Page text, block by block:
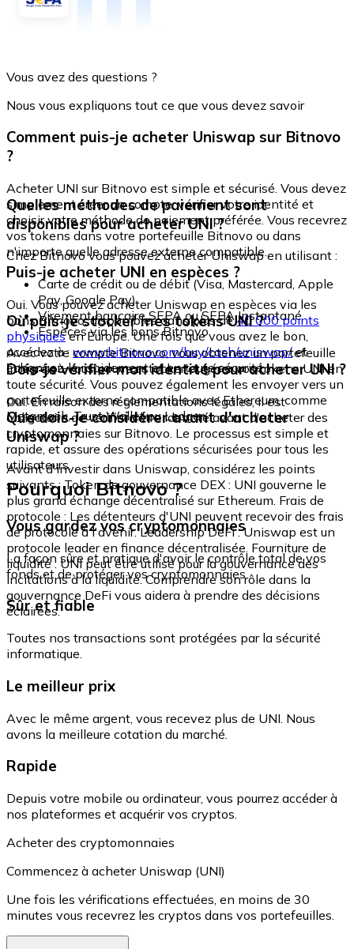
Vous avez des questions ?
Nous vous expliquons tout ce que vous devez savoir
Comment puis-je acheter Uniswap sur Bitnovo
?
Acheter UNI sur Bitnovo est simple et sécurisé. Vous devez
simplement créer un compte, vérifier votre identité et
choisir votre méthode de paiement préférée. Vous recevrez
vos tokens dans votre portefeuille Bitnovo ou dans
n'importe quelle adresse externe compatible.
Quelles méthodes de paiement sont
disponibles pour acheter UNI ?
Chez Bitnovo vous pouvez acheter Uniswap en utilisant :
Carte de crédit ou de débit (Visa, Mastercard, Apple
Pay, Google Pay)
Virement bancaire SEPA ou SEPA Instantané
Espèces via les bons Bitnovo
Puis-je acheter UNI en espèces ?
Oui. Vous pouvez acheter Uniswap en espèces via les
bons Bitnovo, disponibles dans plus de40 000 points
physiquesen Europe. Une fois que vous avez le bon,
accédez à : www.bitnovo.com/buy/cash/uniswap/et
échangez-le rapidement et en toute sécurité.
Où puis-je stocker mes tokens UNI ?
Avec votre compte Bitnovo, vous obtenez un portefeuille
intégré où vous pouvez stocker et gérer vos tokens UNI en
toute sécurité. Vous pouvez également les envoyer vers un
portefeuille externe compatible avec Ethereum, comme
Metamask, Trust Wallet ou Ledger.
Dois-je vérifier mon identité pour acheter UNI ?
Oui. En raison des réglementations légales, il est
obligatoire de vérifier votre identité avant d'acheter des
cryptomonnaies sur Bitnovo. Le processus est simple et
rapide, et assure des opérations sécurisées pour tous les
utilisateurs.
Que dois-je considérer avant d'acheter
Uniswap ?
Avant d'investir dans Uniswap, considérez les points
suivants : Token de gouvernance DEX : UNI gouverne le
plus grand échange décentralisé sur Ethereum. Frais de
protocole : Les détenteurs d'UNI peuvent recevoir des frais
de protocole à l'avenir. Leadership DeFi : Uniswap est un
protocole leader en finance décentralisée. Fourniture de
liquidité : UNI peut être utilisé pour la gouvernance des
incitations à la liquidité. Comprendre son rôle dans la
gouvernance DeFi vous aidera à prendre des décisions
éclairées.
Pourquoi Bitnovo ?
Vous gardez vos cryptomonnaies
La façon sûre et pratique d'avoir le contrôle total de vos
fonds et de protéger vos cryptomonnaies.
Sûr et fiable
Toutes nos transactions sont protégées par la sécurité
informatique.
Le meilleur prix
Avec le même argent, vous recevez plus de UNI. Nous
avons la meilleure cotation du marché.
Rapide
Depuis votre mobile ou ordinateur, vous pourrez accéder à
nos plateformes et acquérir vos cryptos.
Acheter des cryptomonnaies
Commencez à acheter Uniswap (UNI)
Une fois les vérifications effectuées, en moins de 30
minutes vous recevrez les cryptos dans vos portefeuilles.